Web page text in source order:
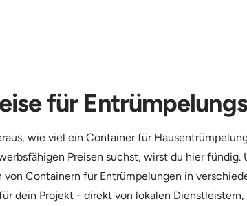
für
wie viel ein Container für
Preisen suchst, wirst du hier
von Containern für Entrümpelungen in
dein Projekt - direkt von lokalen